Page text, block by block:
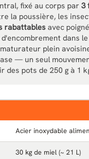
fixé au corps par 3
la poussière, les
rabattablesavec
dans
plein
— un seul
pots de 250 g à 1
Acier inoxydable
30 kg de miel (~ 21 L)